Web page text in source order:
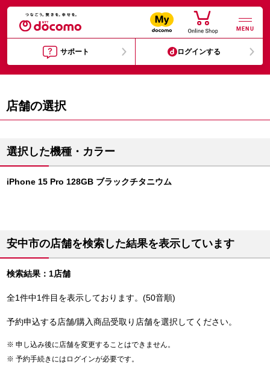
MENU
サポート ログインする
店舗の選択
選択した機種・カラー
iPhone 15 Pro 128GB ブラックチタニウム
安中市の店舗を検索した結果を表示しています
検索結果：1店舗
全1件中1件目を表示しております。(50音順)
予約申込する店舗/購入商品受取り店舗を選択してください。
申し込み後に店舗を変更することはできません。
予約手続きにはログインが必要です。